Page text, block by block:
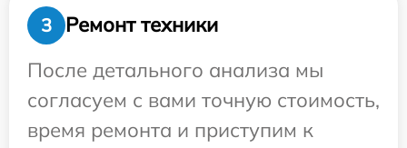
3
Ремонт техники
После детального анализа мы
согласуем с вами точную стоимость,
время ремонта и приступим к